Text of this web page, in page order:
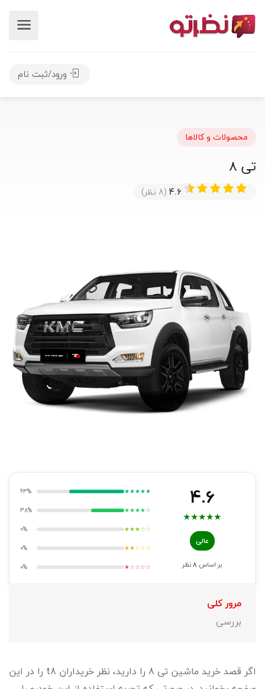
ورود/ثبت نام
محصولات و کالاها
تی 8
4.6 (8 نظر)
4.6
★
★
★
★
★
عالی
بر اساس8نظر
★★★★★
63%
★★★★☆
38%
★★★☆☆
0%
★★☆☆☆
0%
★☆☆☆☆
0%
مرور کلی
بررسی
اگر قصد خرید ماشین تی 8 را دارید، نظر خریداران t8 را در این